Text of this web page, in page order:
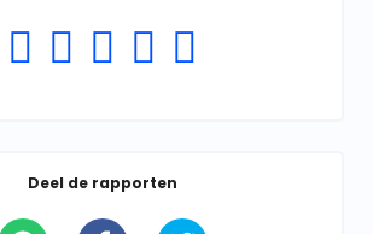
Deel de rapporten